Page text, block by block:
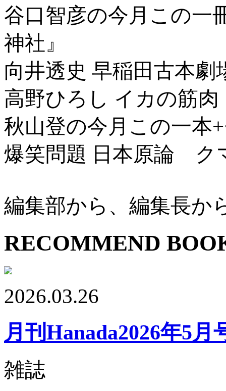
谷口智彦の今月この
神社』
向井透史 早稲田古本劇
高野ひろし イカの筋肉
秋山登の今月この一本
爆笑問題 日本原論 ク
編集部から、編集長か
RECOMMEND
2026.03.26
月刊Hanada2026年5月
雑誌